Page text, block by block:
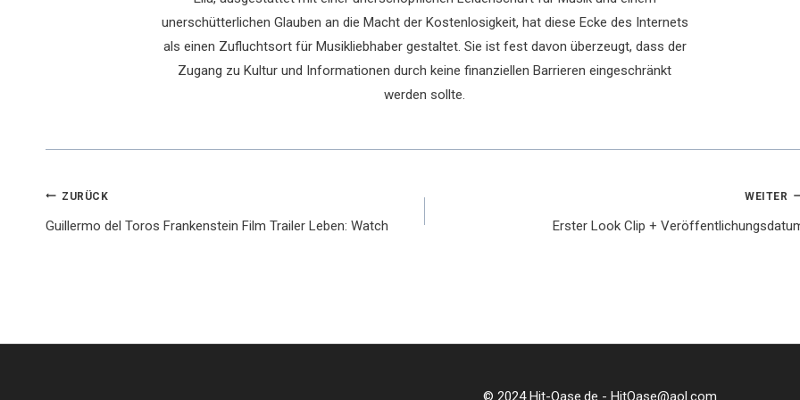
unerschütterlichen Glauben an die Macht der Kostenlosigkeit, hat diese Ecke des Internets
als einen Zufluchtsort für Musikliebhaber gestaltet. Sie ist fest davon überzeugt, dass der
Zugang zu Kultur und Informationen durch keine finanziellen Barrieren eingeschränkt
werden sollte.
Beitragsnavigation
ZURÜCK
Guillermo del Toros Frankenstein Film Trailer Leben: Watch
WEITER
Erster Look Clip +
© 2024 Hit-Oase.de - HitOase@aol.com